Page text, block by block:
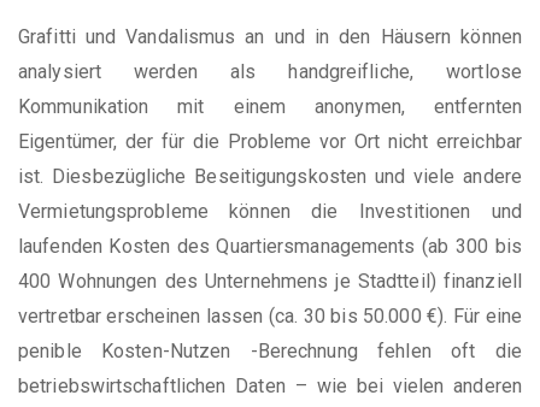
Grafitti und Vandalismus an und in den Häusern können
analysiert werden als handgreifliche, wortlose
Kommunikation mit einem anonymen, entfernten
Eigentümer, der für die Probleme vor Ort nicht erreichbar
ist. Diesbezügliche Beseitigungskosten und viele andere
Vermietungsprobleme können die Investitionen und
laufenden Kosten des Quartiersmanagements (ab 300 bis
400 Wohnungen des Unternehmens je Stadtteil) finanziell
vertretbar erscheinen lassen (ca. 30 bis 50.000 €). Für eine
penible Kosten-Nutzen -Berechnung fehlen oft die
betriebswirtschaftlichen Daten – wie bei vielen anderen